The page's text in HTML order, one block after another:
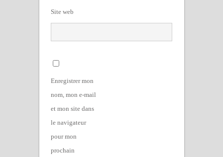
Site web
Enregistrer mon
nom, mon e-mail
et mon site dans
le navigateur
pour mon
prochain